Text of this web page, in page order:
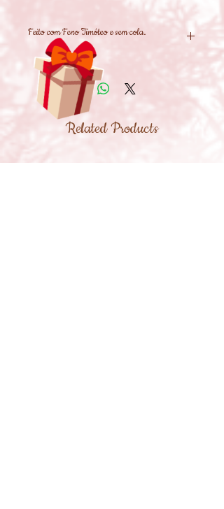
Feito com Feno Timóteo e sem cola.
Related Products